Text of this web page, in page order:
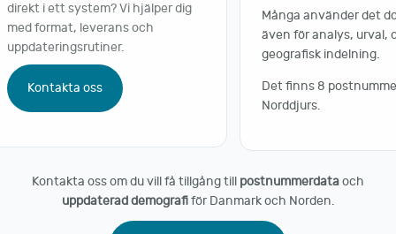
direkt i ett system? Vi hjälper dig
med format, leverans och
uppdateringsrutiner.
Kontakta oss
Många använder det
även för analys, urval,
geografisk indelning.
Det finns 8
Norddjurs.
Kontakta oss om du vill få tillgång till postnummerdataoch
uppdaterad demografiför Danmark och Norden.